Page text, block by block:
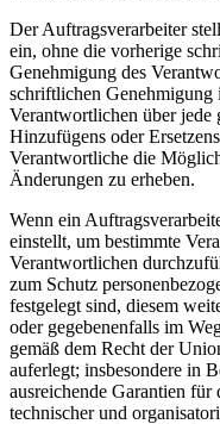
Der Auftragsverarbeiter
ein, ohne die vorherige
Genehmigung des
schriftlichen Genehmigung
Verantwortlichen über jede
Hinzufügens oder
Verantwortliche die
Änderungen zu erheben.
Wenn ein
einstellt, um bestimmte
Verantwortlichen
zum Schutz
festgelegt sind, diesem
oder gegebenenfalls im
gemäß dem Recht der
auferlegt; insbesondere in
ausreichende Garantien für
technischer und